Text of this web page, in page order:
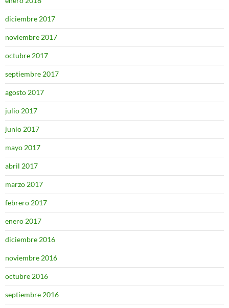
diciembre 2017
noviembre 2017
octubre 2017
septiembre 2017
agosto 2017
julio 2017
junio 2017
mayo 2017
abril 2017
marzo 2017
febrero 2017
enero 2017
diciembre 2016
noviembre 2016
octubre 2016
septiembre 2016